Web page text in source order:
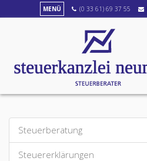
MENÜ (0 33 61) 69 37 55
Steuerberatung
Steuererklärungen